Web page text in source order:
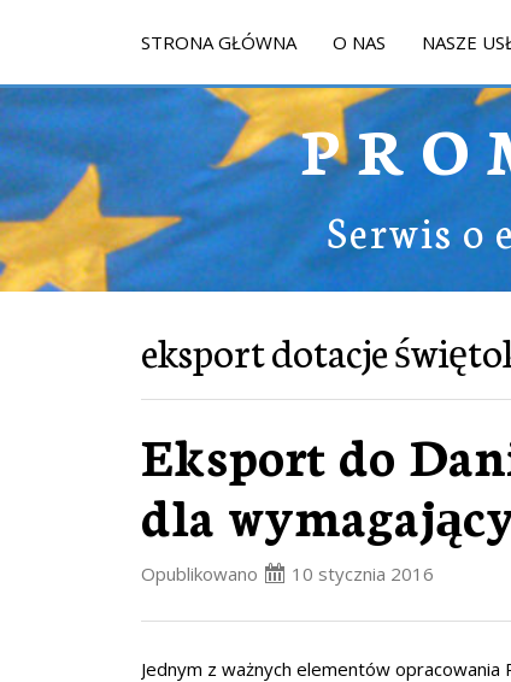
STRONA GŁÓWNA O NAS NASZE
Serwis o
eksport dotacje
Eksport do
dla
Opublikowano 10 stycznia 2016
Jednym z ważnych elementów opracowania